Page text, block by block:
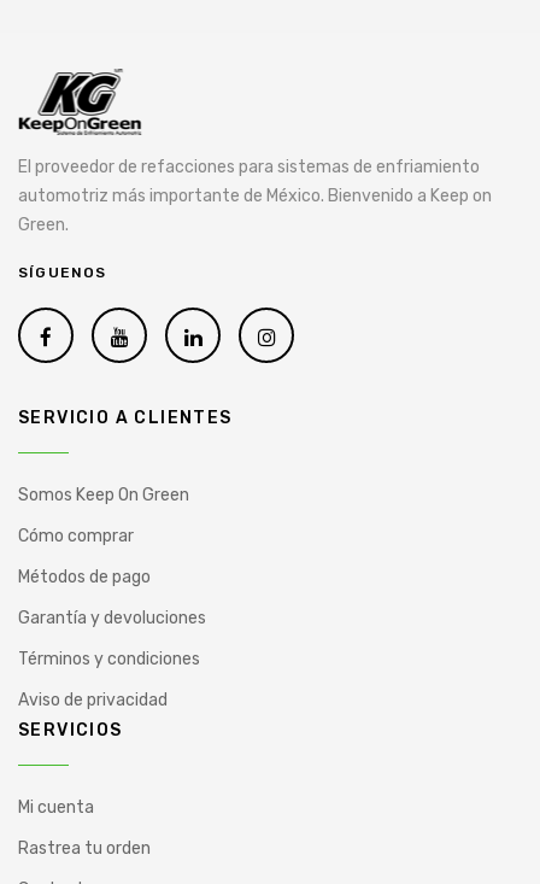
El proveedor de refacciones para sistemas de enfriamiento
automotriz más importante de México. Bienvenido a Keep on
Green.
SÍGUENOS
SERVICIO A CLIENTES
Somos Keep On Green
Cómo comprar
Métodos de pago
Garantía y devoluciones
Términos y condiciones
Aviso de privacidad
SERVICIOS
Mi cuenta
Rastrea tu orden